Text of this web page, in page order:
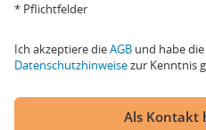
* Pflichtfelder
Ich akzeptiere dieAGB und habe die
Datenschutzhinweisezur Kenntnis
Als Kontakt